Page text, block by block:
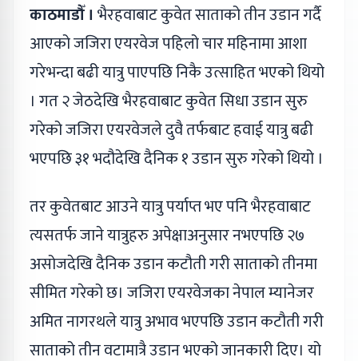
काठमाडौँ । भैरहवाबाट कुवेत साताको तीन उडान गर्दै
आएको जजिरा एयरवेज पहिलो चार महिनामा आशा
गरेभन्दा बढी यात्रु पाएपछि निकै उत्साहित भएको थियो
। गत २ जेठदेखि भैरहवाबाट कुवेत सिधा उडान सुरु
गरेको जजिरा एयरवेजले दुवै तर्फबाट हवाई यात्रु बढी
भएपछि ३१ भदौदेखि दैनिक १ उडान सुरु गरेको थियो ।
तर कुवेतबाट आउने यात्रु पर्याप्त भए पनि भैरहवाबाट
त्यसतर्फ जाने यात्रुहरु अपेक्षाअनुसार नभएपछि २७
असोजदेखि दैनिक उडान कटौती गरी साताको तीनमा
सीमित गरेको छ। जजिरा एयरवेजका नेपाल म्यानेजर
अमित नागरथले यात्रु अभाव भएपछि उडान कटौती गरी
साताको तीन वटामात्रै उडान भएको जानकारी दिए। यो